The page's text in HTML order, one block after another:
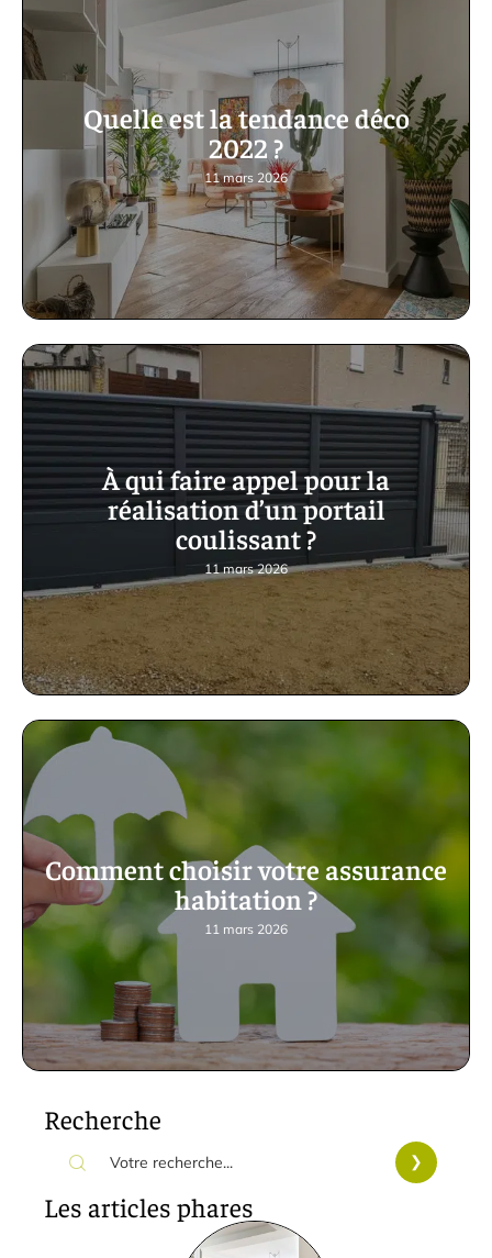
Quelle est la tendance déco
2022 ?
11 mars 2026
À qui faire appel pour la
réalisation d’un portail
coulissant ?
11 mars 2026
Comment choisir votre assurance
habitation ?
11 mars 2026
Recherche
Les articles phares